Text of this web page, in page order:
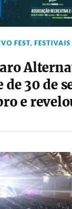
FEST,
30 de
e